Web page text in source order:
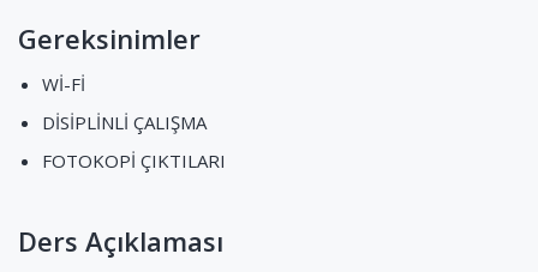
Gereksinimler
Wİ-Fİ
DİSİPLİNLİ ÇALIŞMA
FOTOKOPİ ÇIKTILARI
Ders Açıklaması